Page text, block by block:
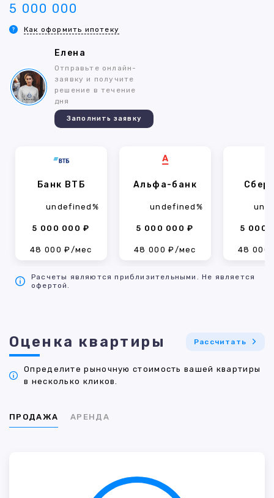
5 000 000
Как оформить ипотеку
Елена
Отправьте онлайн-
заявку и получите
решение в течение
дня
Заполнить заявку
Банк ВТБ
undefined%
5 000 000 ₽
48 000 ₽/мес
Альфа-банк
undefined%
5 000 000 ₽
48 000 ₽/мес
5 000
48 000
Расчеты являются приблизительными. Не является
офертой.
Оценка квартиры Рассчитать
Определите рыночную стоимость вашей квартиры
в несколько кликов.
ПРОДАЖА АРЕНДА